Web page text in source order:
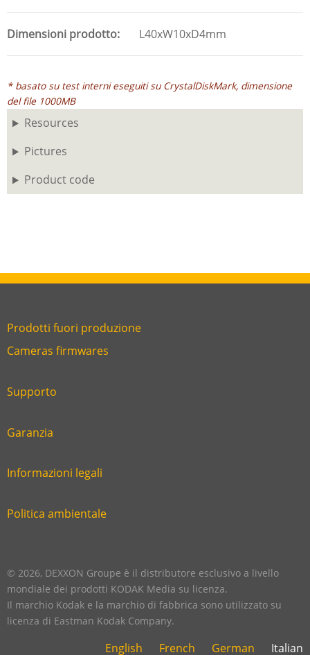
Dimensioni prodotto L40xW10xD4mm
* basato su test interni eseguiti su CrystalDiskMark, dimensione
del file 1000MB
Resources
Pictures
Product code
Link
footer
Prodotti fuori produzione
Link
six
Cameras firmwares
Link
second
Supporto
Link
third
Garanzia
Link
fourth
Informazioni legali
Link
footer
Politica ambientale
© 2026, DEXXON Groupe è il distributore esclusivo a livello
mondiale dei prodotti KODAK Media su licenza.
Il marchio Kodak e la marchio di fabbrica sono utilizzato su
licenza di Eastman Kodak Company.
English French German Italian